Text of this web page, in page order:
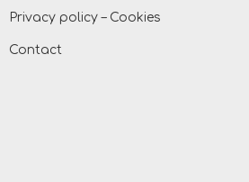
Privacy policy – Cookies
Contact